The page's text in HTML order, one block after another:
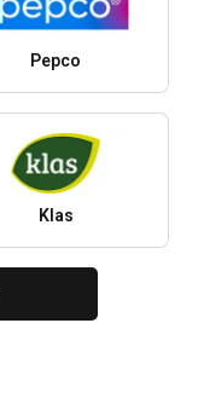
Pepco
Klas